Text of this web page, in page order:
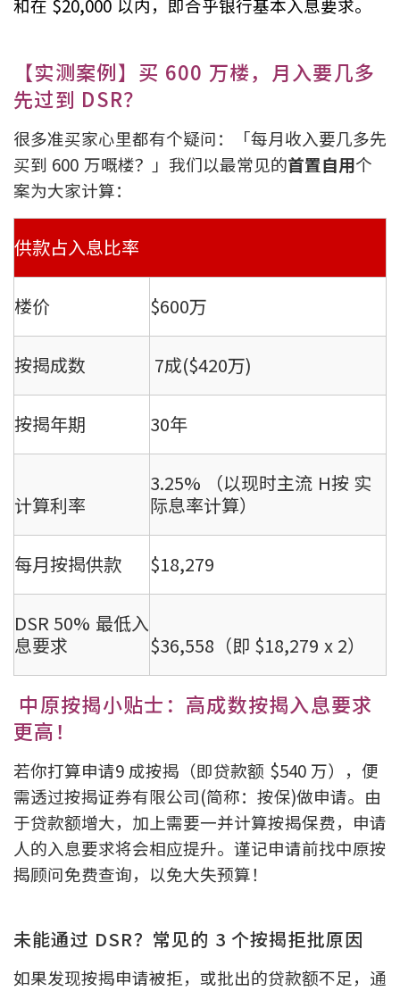
和在 $20,000 以内，即合乎银行基本入息要求。
【实测案例】买 600 万楼，月入要几多
先过到 DSR？
很多准买家心里都有个疑问：「每月收入要几多先
买到 600 万嘅楼？」我们以最常见的首置自用个
案为大家计算：
供款占入息比率
楼价 $600万
按揭成数 7成($420万)
按揭年期 30年
计算利率
3.25% （以现时主流 H按 实
际息率计算）
每月按揭供款 $18,279
DSR 50% 最低入
息要求
$36,558（即 $18,279 x 2）
中原按揭小贴士：高成数按揭入息要求
更高！
若你打算申请9 成按揭（即贷款额 $540 万），便
需透过按揭证券有限公司(简称：按保)做申请。由
于贷款额增大，加上需要一并计算按揭保费，申请
人的入息要求将会相应提升。谨记申请前找中原按
揭顾问免费查询，以免大失预算！
未能通过 DSR？常见的 3 个按揭拒批原因
如果发现按揭申请被拒，或批出的贷款额不足，通